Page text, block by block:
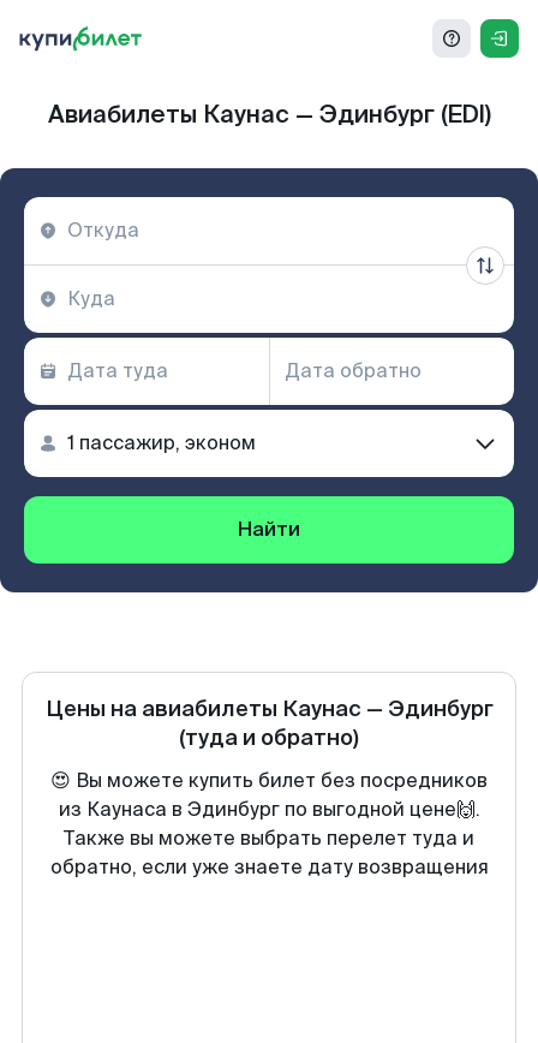
Авиабилеты Каунас — Эдинбург (EDI)
Найти
Цены на авиабилеты Каунас — Эдинбург
(туда и обратно)
😍 Вы можете купить билет без посредников
из Каунаса в Эдинбург по выгодной цене🙌.
Также вы можете выбрать перелет туда и
обратно, если уже знаете дату возвращения